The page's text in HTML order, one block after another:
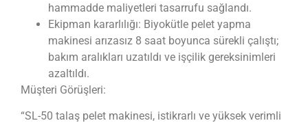
hammadde maliyetleri tasarrufu sağlandı.
Ekipman kararlılığı: Biyokütle pelet yapma
makinesi arızasız 8 saat boyunca sürekli çalıştı;
bakım aralıkları uzatıldı ve işçilik gereksinimleri
azaltıldı.
Müşteri Görüşleri:
“SL-50 talaş pelet makinesi, istikrarlı ve yüksek verimli